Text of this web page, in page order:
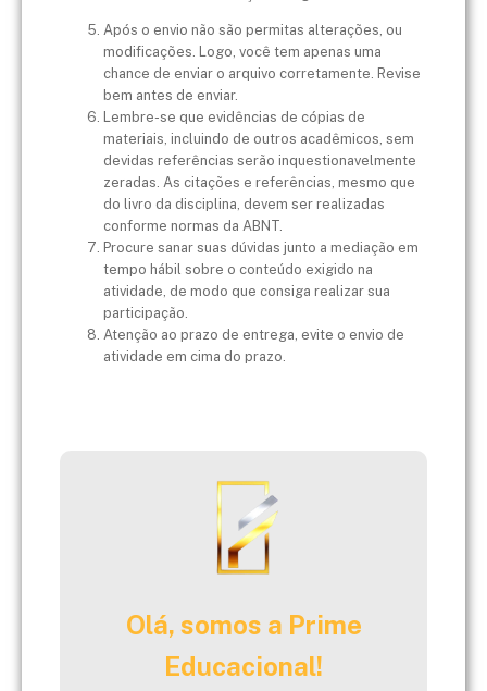
Após o envio não são permitas alterações, ou
modificações. Logo, você tem apenas uma
chance de enviar o arquivo corretamente. Revise
bem antes de enviar.
Lembre-se que evidências de cópias de
materiais, incluindo de outros acadêmicos, sem
devidas referências serão inquestionavelmente
zeradas. As citações e referências, mesmo que
do livro da disciplina, devem ser realizadas
conforme normas da ABNT.
Procure sanar suas dúvidas junto a mediação em
tempo hábil sobre o conteúdo exigido na
atividade, de modo que consiga realizar sua
participação.
Atenção ao prazo de entrega, evite o envio de
atividade em cima do prazo.
Olá, somos a Prime
Educacional!